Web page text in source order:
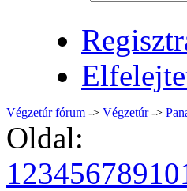
Végzetúr fórum -> Végzetúr->
Oldal:
12345678910